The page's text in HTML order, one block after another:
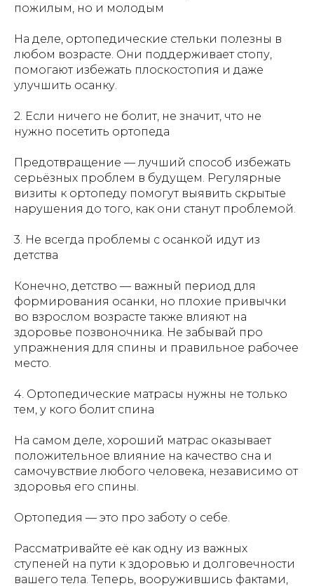
пожилым, но и молодым
На деле, ортопедические стельки полезны в
любом возрасте. Они поддерживает стопу,
помогают избежать плоскостопия и даже
улучшить осанку.
2. Если ничего не болит, не значит, что не
нужно посетить ортопеда
Предотвращение — лучший способ избежать
серьёзных проблем в будущем. Регулярные
визиты к ортопеду помогут выявить скрытые
нарушения до того, как они станут проблемой.
3. Не всегда проблемы с осанкой идут из
детства
Конечно, детство — важный период для
формирования осанки, но плохие привычки
во взрослом возрасте также влияют на
здоровье позвоночника. Не забывай про
упражнения для спины и правильное рабочее
место.
4. Ортопедические матрасы нужны не только
тем, у кого болит спина
На самом деле, хороший матрас оказывает
положительное влияние на качество сна и
самочувствие любого человека, независимо от
здоровья его спины.
Ортопедия — это про заботу о себе.
Рассматривайте её как одну из важных
ступеней на пути к здоровью и долговечности
вашего тела. Теперь, вооружившись фактами,